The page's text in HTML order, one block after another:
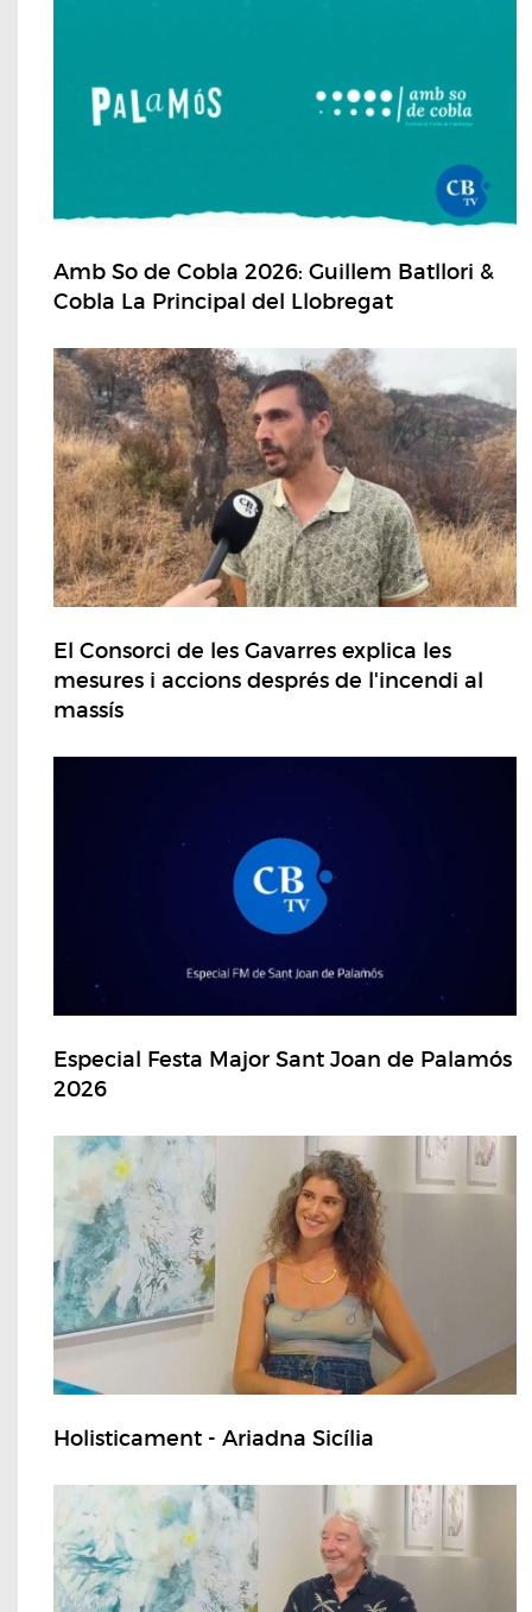
Amb So de Cobla 2026: Guillem Batllori &
Cobla La Principal del Llobregat
El Consorci de les Gavarres explica les
mesures i accions després de l'incendi al
massís
Especial Festa Major Sant Joan de Palamós
2026
Holisticament - Ariadna Sicília